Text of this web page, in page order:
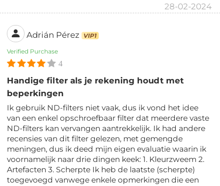
28-02-2024
Adrián Pérez VIP1
Verified Purchase
4
Handige filter als je rekening houdt met
beperkingen
Ik gebruik ND-filters niet vaak, dus ik vond het idee
van een enkel opschroefbaar filter dat meerdere vaste
ND-filters kan vervangen aantrekkelijk. Ik had andere
recensies van dit filter gelezen, met gemengde
meningen, dus ik deed mijn eigen evaluatie waarin ik
voornamelijk naar drie dingen keek: 1. Kleurzweem 2.
Artefacten 3. Scherpte Ik heb de laatste (scherpte)
toegevoegd vanwege enkele opmerkingen die een